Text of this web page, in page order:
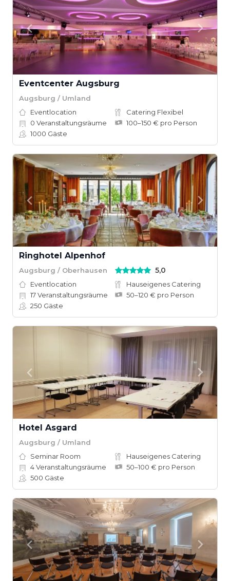
Eventcenter Augsburg
Augsburg / Umland
Eventlocation
Catering Flexibel
0 Veranstaltungsräume
100–150 € pro Person
1000 Gäste
Ringhotel Alpenhof
Augsburg / Oberhausen 5,0
Eventlocation
Hauseigenes Catering
17Veranstaltungsräume
50–120 € pro Person
250 Gäste
Hotel Asgard
Augsburg / Umland
Seminar Room
Hauseigenes Catering
4Veranstaltungsräume
50–100 € pro Person
500 Gäste